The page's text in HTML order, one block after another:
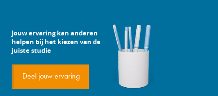
Jouw ervaring kan anderen
helpen bij het kiezen van de
juiste studie
Deel jouw ervaring